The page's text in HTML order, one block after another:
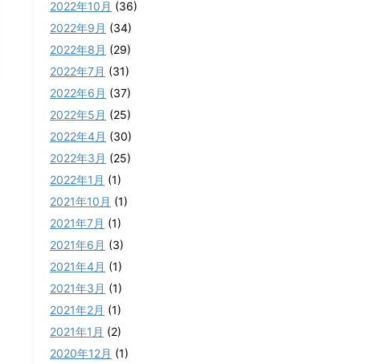
2022年10月 (36)
2022年9月 (34)
2022年8月 (29)
2022年7月 (31)
2022年6月 (37)
2022年5月 (25)
2022年4月 (30)
2022年3月 (25)
2022年1月 (1)
2021年10月 (1)
2021年7月 (1)
2021年6月 (3)
2021年4月 (1)
2021年3月 (1)
2021年2月 (1)
2021年1月 (2)
2020年12月 (1)